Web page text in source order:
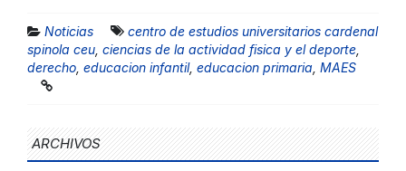
Noticias
centro de estudios universitarios cardenal
spinola ceu ciencias de la actividad fisica y el deporte
derecho educacion infantil, educacion primaria MAES
ARCHIVOS